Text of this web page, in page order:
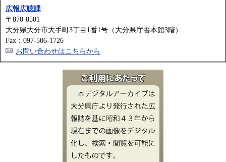
広報広聴課
〒870-8501
大分県大分市大手町3丁目1番1号（大分県庁舎本館3階）
Fax：097-506-1726
お問い合わせはこちらから